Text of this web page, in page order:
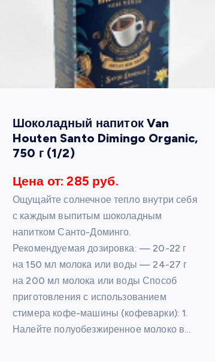
Шоколадный напиток Van
Houten Santo Dimingo Organic,
750 г (1/2)
Цена от: 285 руб.
Ощущайте солнечное тепло внутри себя
с каждым выпитым шоколадным
напитком Санто-Доминго.
Рекомендуемая дозировка: — 20-22 г
на 150 мл молока или воды — 24-27 г
на 200 мл молока или воды Способ
приготовления с использованием
стимера кофе-машины (кофеварки): 1.
Налейте полуобезжиренное молоко в…